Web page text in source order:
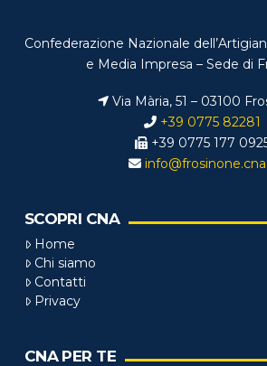
Confederazione Nazionale
e Media Impresa – Sede di
Via Mària, 51 – 03100
+39 0775 82281
+39 0775 177
SCOPRI CNA
Home
Chi siamo
Contatti
Privacy
CNA PER TE